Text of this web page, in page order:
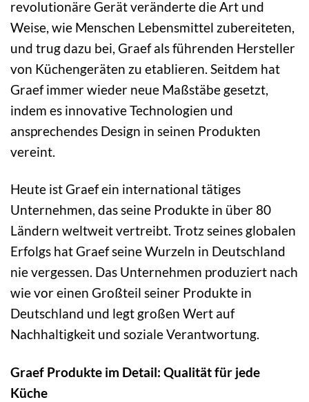
revolutionäre Gerät veränderte die Art und
Weise, wie Menschen Lebensmittel zubereiteten,
und trug dazu bei, Graef als führenden Hersteller
von Küchengeräten zu etablieren. Seitdem hat
Graef immer wieder neue Maßstäbe gesetzt,
indem es innovative Technologien und
ansprechendes Design in seinen Produkten
vereint.
Heute ist Graef ein international tätiges
Unternehmen, das seine Produkte in über 80
Ländern weltweit vertreibt. Trotz seines globalen
Erfolgs hat Graef seine Wurzeln in Deutschland
nie vergessen. Das Unternehmen produziert nach
wie vor einen Großteil seiner Produkte in
Deutschland und legt großen Wert auf
Nachhaltigkeit und soziale Verantwortung.
Graef Produkte im Detail: Qualität für jede
Küche